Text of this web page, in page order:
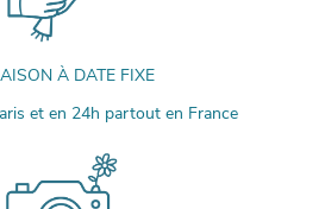
À DATE FIXE
et en 24h partout en France